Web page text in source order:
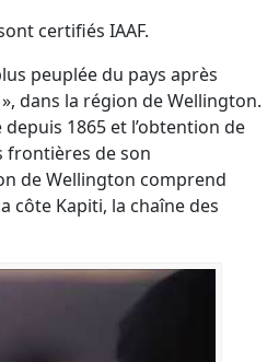
certifiés IAAF.
peuplée du pays après
dans la région de Wellington.
1865 et l’obtention de
frontières de son
de Wellington comprend
côte Kapiti, la chaîne des